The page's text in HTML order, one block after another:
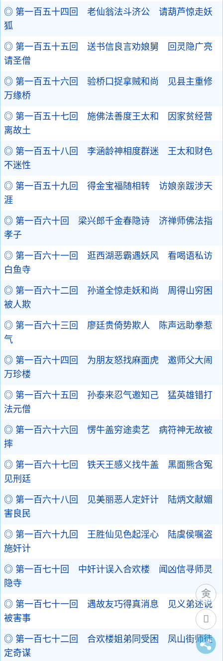
◎ 第一百五十四回 老仙翁法斗济公 请葫芦惊走妖
狐
◎ 第一百五十五回 送书信良言劝娘舅 回灵隐广亮
请圣僧
◎ 第一百五十六回 验桥口捉拿贼和尚 见县主重修
万缘桥
◎ 第一百五十七回 施佛法善度王太和 因家贫经营
离故土
◎ 第一百五十八回 李涵龄神相度群迷 王太和财色
不迷性
◎ 第一百五十九回 得金宝福随相转 访娘亲跋涉天
涯
◎ 第一百六十回 梁兴郎千金春隐诗 济禅师佛法指
孝子
◎ 第一百六十一回 逛西湖恶霸遇妖风 看喝语私访
白鱼寺
◎ 第一百六十二回 孙道全惊走妖和尚 周得山穷困
被人欺
◎ 第一百六十三回 廖廷贵倚势欺人 陈声远助拳惹
气
◎ 第一百六十四回 为朋友怒找麻面虎 邀师父大闹
万珍楼
◎ 第一百六十五回 孙泰来忍气邀知己 猛英雄错打
法元僧
◎ 第一百六十六回 愣牛盖穷途卖艺 病符神无故被
摔
◎ 第一百六十七回 铁天王感义找牛盖 黑面熊含冤
见刑廷
◎ 第一百六十八回 见美丽恶人定奸计 陆炳文献媚
害良民
◎ 第一百六十九回 王胜仙见色起淫心 陆虞侯嘱盗
施奸计
◎ 第一百七十回 中奸计误入合欢楼 闻凶信寻师灵
隐寺
◎ 第一百七十一回 遇故友巧得真消息 见义弟述说
被害事
◎ 第一百七十二回 合欢楼姐弟同受困 凤山街师徒
定奇谋